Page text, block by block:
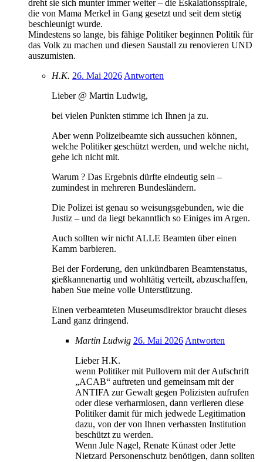
dreht sie sich munter immer weiter – die Eskalationsspirale,
die von Mama Merkel in Gang gesetzt und seit dem stetig
beschleunigt wurde.
Mindestens so lange, bis fähige Politiker beginnen Politik für
das Volk zu machen und diesen Saustall zu renovieren UND
auszumisten.
H.K. 26. Mai 2026 Antworten
Lieber @ Martin Ludwig,
bei vielen Punkten stimme ich Ihnen ja zu.
Aber wenn Polizeibeamte sich aussuchen können,
welche Politiker geschützt werden, und welche nicht,
gehe ich nicht mit.
Warum ? Das Ergebnis dürfte eindeutig sein –
zumindest in mehreren Bundesländern.
Die Polizei ist genau so weisungsgebunden, wie die
Justiz – und da liegt bekanntlich so Einiges im Argen.
Auch sollten wir nicht ALLE Beamten über einen
Kamm barbieren.
Bei der Forderung, den unkündbaren Beamtenstatus,
gießkannenartig und wohltätig verteilt, abzuschaffen,
haben Sue meine volle Unterstützung.
Einen verbeamteten Museumsdirektor braucht dieses
Land ganz dringend.
Martin Ludwig 26. Mai 2026 Antworten
Lieber H.K.
wenn Politiker mit Pullovern mit der Aufschrift
„ACAB“ auftreten und gemeinsam mit der
ANTIFA zur Gewalt gegen Polizisten aufrufen
oder diese verharmlosen, dann verlieren diese
Politiker damit für mich jedwede Legitimation
dazu, von der von Ihnen verhassten Institution
beschützt zu werden.
Wenn Jule Nagel, Renate Künast oder Jette
Nietzard Personenschutz benötigen, dann sollten